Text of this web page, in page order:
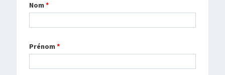
Nom *
Prénom *